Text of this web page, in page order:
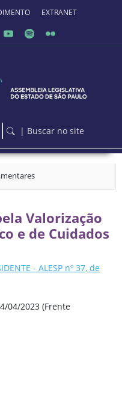
EXTRANET
| Buscar no site
Valorização
e de Cuidados
- ALESP nº 37, de
04/2023 (Frente